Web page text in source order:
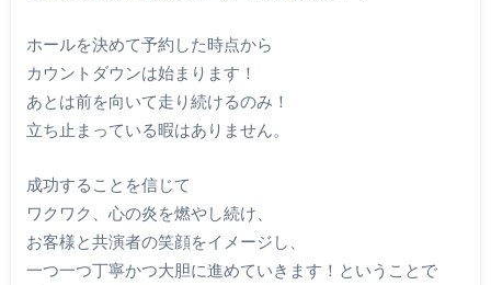
ホールを決めて予約した時点から
カウントダウンは始まります！
あとは前を向いて走り続けるのみ！
立ち止まっている暇はありません。
成功することを信じて
ワクワク、心の炎を燃やし続け、
お客様と共演者の笑顔をイメージし、
一つ一つ丁寧かつ大胆に進めていきます！ということで